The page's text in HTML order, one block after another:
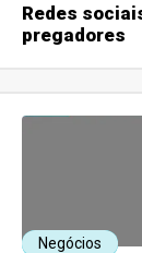
Redes
pregadores
Negócios